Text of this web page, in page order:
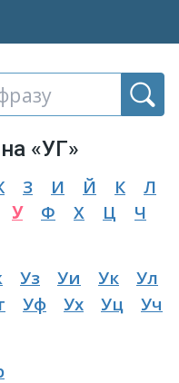
«УГ»
З И Й К
Л
У Ф Х Ц
Ч
Уз Уи Ук
Ул
Уф Ух Уц
Уч